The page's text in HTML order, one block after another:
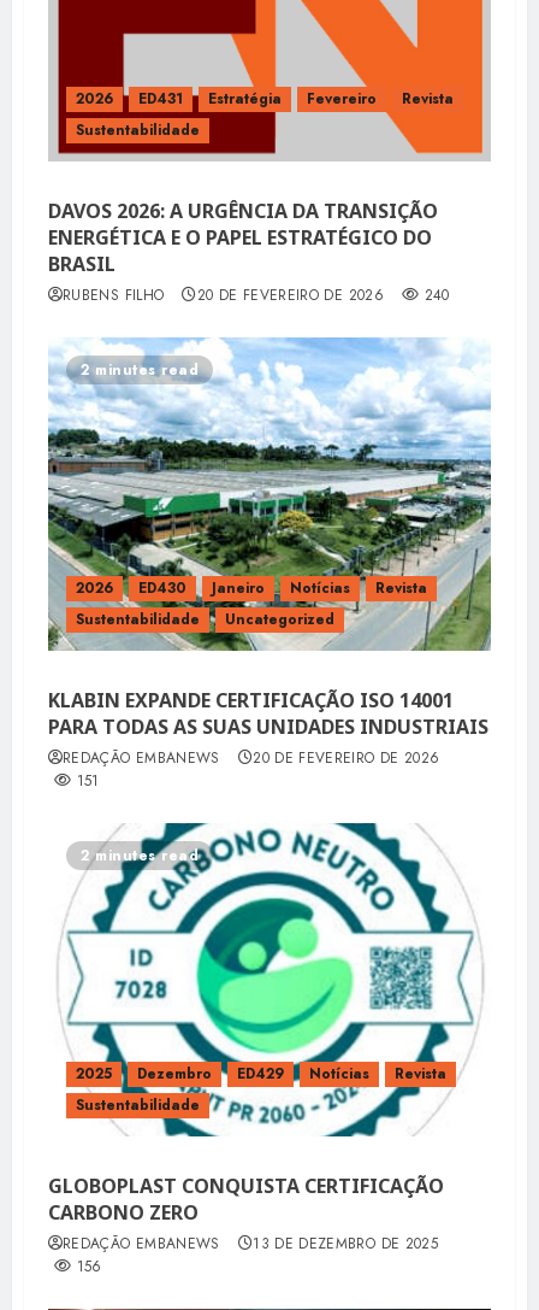
2026 ED431 Estratégia Fevereiro
Revista
Sustentabilidade
DAVOS 2026: A URGÊNCIA DA TRANSIÇÃO
ENERGÉTICA E O PAPEL ESTRATÉGICO DO
BRASIL
RUBENS FILHO 20 DE FEVEREIRO DE 2026 240
2 minutes read
2026 ED430 Janeiro Notícias
Revista
Sustentabilidade
Uncategorized
KLABIN EXPANDE CERTIFICAÇÃO ISO 14001
PARA TODAS AS SUAS UNIDADES INDUSTRIAIS
REDAÇÃO EMBANEWS
20 DE FEVEREIRO DE 2026
151
2 minutes read
2025 Dezembro ED429 Notícias
Revista
Sustentabilidade
GLOBOPLAST CONQUISTA CERTIFICAÇÃO
CARBONO ZERO
REDAÇÃO EMBANEWS
13 DE DEZEMBRO DE 2025
156